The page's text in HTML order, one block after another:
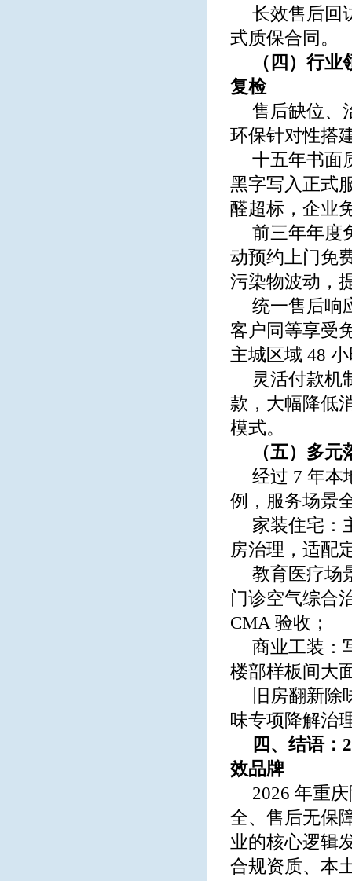
长效售后回
式质保合同。
（四）行
复检
售后缺位、
环保针对性搭
十五年书面
黑字写入正式
醛超标，企业
前三年年度
动预约上门免
污染物波动，
统一售后响
客户同等享受
主城区域 48
灵活付款机
款，大幅降低
模式。
（五）多
经过 7 年本
例，服务场景
家装住宅：
房治理，适配
教育医疗场
门诊空气综合
CMA 验收；
商业工装：
楼部样板间大
旧房翻新
味专项降解治
四、结语：
效品牌
2026 年重
全、售后无保
业的核心逻辑
合规资质、本